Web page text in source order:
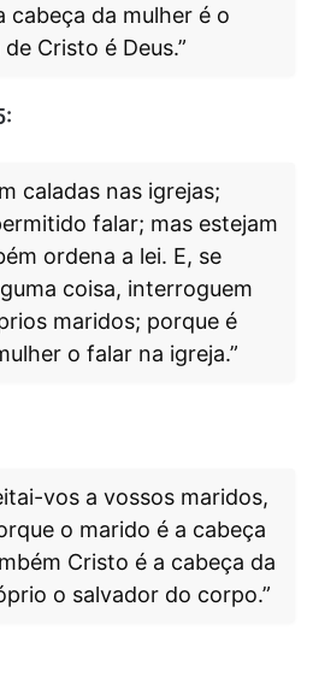
cabeça da mulher é o
Cristo é Deus.”
caladas nas igrejas;
falar; mas estejam
ordena a lei. E, se
coisa, interroguem
maridos; porque é
o falar na igreja.”
vos a vossos maridos,
o marido é a cabeça
Cristo é a cabeça da
o salvador do corpo.”